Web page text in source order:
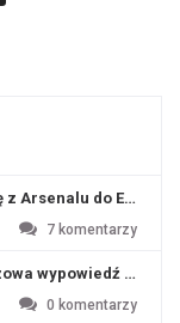
Arsenalu do
7 komentarzy
wypowiedź Artety
0 komentarzy